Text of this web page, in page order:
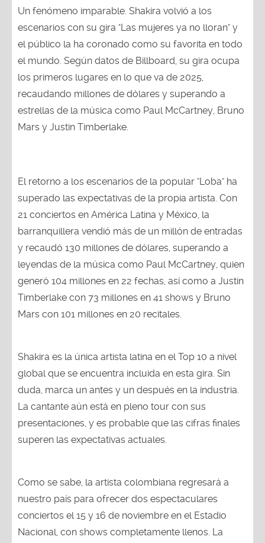
Un fenómeno imparable. Shakira volvió a los
escenarios con su gira "Las mujeres ya no lloran" y
el público la ha coronado como su favorita en todo
el mundo. Según datos de Billboard, su gira ocupa
los primeros lugares en lo que va de 2025,
recaudando millones de dólares y superando a
estrellas de la música como Paul McCartney, Bruno
Mars y Justin Timberlake.
El retorno a los escenarios de la popular "Loba" ha
superado las expectativas de la propia artista. Con
21 conciertos en América Latina y México, la
barranquillera vendió más de un millón de entradas
y recaudó 130 millones de dólares, superando a
leyendas de la música como Paul McCartney, quien
generó 104 millones en 22 fechas, así como a Justin
Timberlake con 73 millones en 41 shows y Bruno
Mars con 101 millones en 20 recitales.
Shakira es la única artista latina en el Top 10 a nivel
global que se encuentra incluida en esta gira. Sin
duda, marca un antes y un después en la industria.
La cantante aún está en pleno tour con sus
presentaciones, y es probable que las cifras finales
superen las expectativas actuales.
Como se sabe, la artista colombiana regresará a
nuestro país para ofrecer dos espectaculares
conciertos el 15 y 16 de noviembre en el Estadio
Nacional, con shows completamente llenos. La